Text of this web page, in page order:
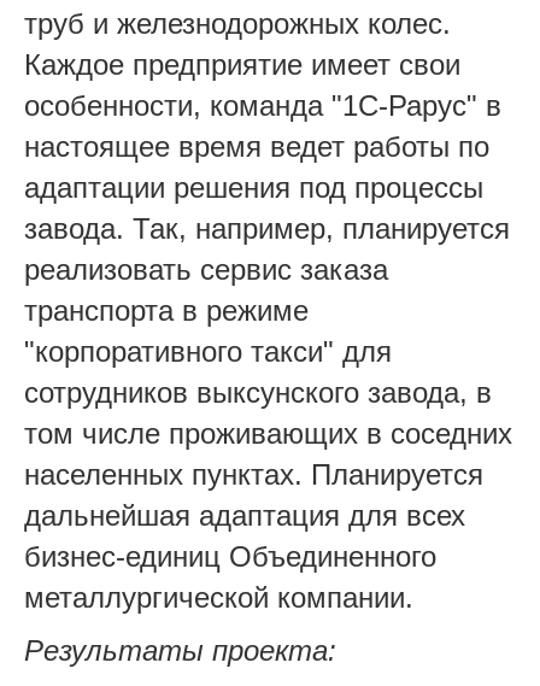
труб и железнодорожных колес.
Каждое предприятие имеет свои
особенности, команда "1С-Рарус" в
настоящее время ведет работы по
адаптации решения под процессы
завода. Так, например, планируется
реализовать сервис заказа
транспорта в режиме
"корпоративного такси" для
сотрудников выксунского завода, в
том числе проживающих в соседних
населенных пунктах. Планируется
дальнейшая адаптация для всех
бизнес-единиц Объединенного
металлургической компании.
Результаты проекта: